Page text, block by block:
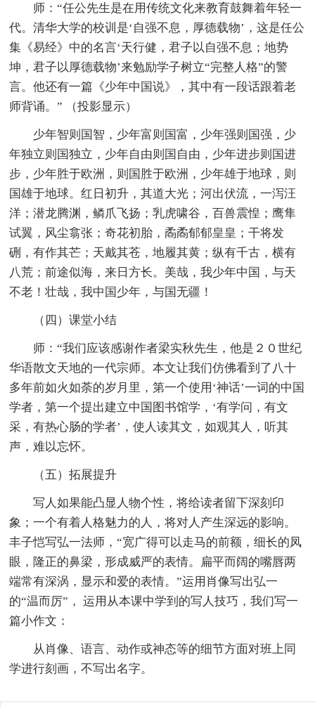
师：“任公先生是在用传统文化来教育鼓舞着年轻一
代。清华大学的校训是‘自强不息，厚德载物’，这是任公
集《易经》中的名言‘天行健，君子以自强不息；地势
坤，君子以厚德载物’来勉励学子树立“完整人格”的警
言。他还有一篇《少年中国说》，其中有一段话跟着老
师背诵。” （投影显示）
少年智则国智，少年富则国富，少年强则国强，少
年独立则国独立，少年自由则国自由，少年进步则国进
步，少年胜于欧洲，则国胜于欧洲，少年雄于地球，则
国雄于地球。红日初升，其道大光；河出伏流，一泻汪
洋；潜龙腾渊，鳞爪飞扬；乳虎啸谷，百兽震惶；鹰隼
试翼，风尘翕张；奇花初胎，矞矞郁郁皇皇；干将发
硎，有作其芒；天戴其苍，地履其黄；纵有千古，横有
八荒；前途似海，来日方长。美哉，我少年中国，与天
不老！壮哉，我中国少年，与国无疆！
（四）课堂小结
师：“我们应该感谢作者梁实秋先生，他是２０世纪
华语散文天地的一代宗师。本文让我们仿佛看到了八十
多年前如火如荼的岁月里，第一个使用‘神话’一词的中国
学者，第一个提出建立中国图书馆学，‘有学问，有文
采，有热心肠的学者’，使人读其文，如观其人，听其
声，难以忘怀。
（五）拓展提升
写人如果能凸显人物个性，将给读者留下深刻印
象；一个有着人格魅力的人，将对人产生深远的影响。
丰子恺写弘一法师，“宽广得可以走马的前额，细长的凤
眼，隆正的鼻梁，形成威严的表情。扁平而阔的嘴唇两
端常有深涡，显示和爱的表情。”运用肖像写出弘一
的“温而厉”， 运用从本课中学到的写人技巧，我们写一
篇小作文：
从肖像、语言、动作或神态等的细节方面对班上同
学进行刻画，不写出名字。